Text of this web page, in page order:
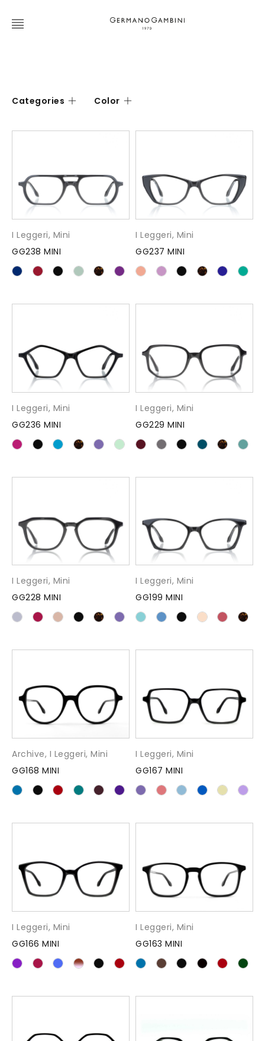
Categories Color
I Leggeri, Mini
GG238 MINI
I Leggeri, Mini
GG237 MINI
I Leggeri, Mini
GG236 MINI
I Leggeri, Mini
GG229 MINI
I Leggeri, Mini
GG228 MINI
I Leggeri, Mini
GG199 MINI
Archive, I Leggeri, Mini
GG168 MINI
I Leggeri, Mini
GG167 MINI
I Leggeri, Mini
GG166 MINI
I Leggeri, Mini
GG163 MINI